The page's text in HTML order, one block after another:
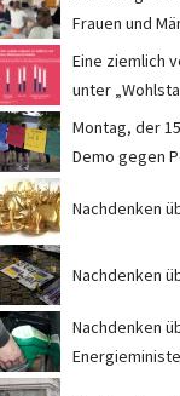
Frauen und
Eine ziemlich
unter
Montag, der
Demo gegen
Nachdenken
Nachdenken
Nachdenken